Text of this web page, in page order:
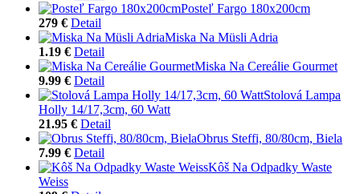
Posteľ Fargo 180x200cm
279 € Detail
Miska Na Müsli Adria
1.19 € Detail
Miska Na Cereálie Gourmet
9.99 € Detail
Stolová Lampa
Holly 14/17,3cm, 60 Watt
21.95 € Detail
Obrus Steffi, 80/80cm, Biela
7.99 € Detail
Kôš Na Odpadky Waste
Weiss